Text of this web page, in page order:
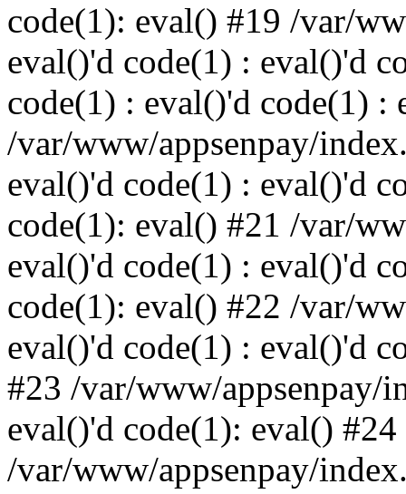
code(1): eval() #19 /var/
eval()'d code(1) : eval()'d
code(1) : eval()'d code(1) :
/var/www/appsenpay/
eval()'d code(1) : eval()'d
code(1): eval() #21 /var/
eval()'d code(1) : eval()'d
code(1): eval() #22 /var/
eval()'d code(1) : eval()'d
#23 /var/www/appsenpay/
eval()'d code(1): eval() #24
/var/www/appsenpay/